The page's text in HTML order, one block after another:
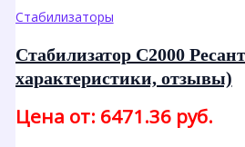
Стабилизаторы
Стабилизатор С2000
характеристики, отзывы)
Цена от: 6471.36 руб.